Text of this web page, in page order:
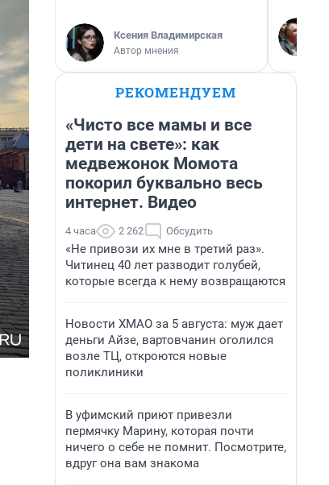
Ксения Владимирская
Автор мнения
РЕКОМЕНДУЕМ
«Чисто все мамы и все
дети на свете»: как
медвежонок Момота
покорил буквально весь
интернет. Видео
4 часа 2 262 Обсудить
«Не привози их мне в третий раз».
Читинец 40 лет разводит голубей,
которые всегда к нему возвращаются
Новости ХМАО за 5 августа: муж дает
деньги Айзе, вартовчанин оголился
возле ТЦ, откроются новые
поликлиники
В уфимский приют привезли
пермячку Марину, которая почти
ничего о себе не помнит. Посмотрите,
вдруг она вам знакома